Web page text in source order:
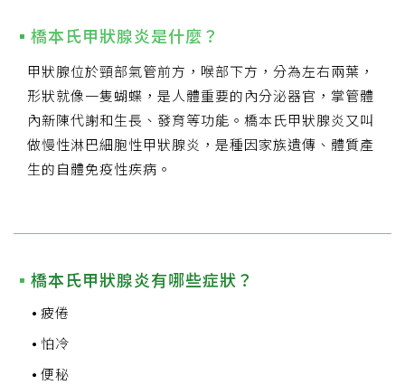
橋本氏甲狀腺炎是什麼？
甲狀腺位於頸部氣管前方，喉部下方，分為左右兩葉，
形狀就像一隻蝴蝶，是人體重要的內分泌器官，掌管體
內新陳代謝和生長、發育等功能。橋本氏甲狀腺炎又叫
做慢性淋巴細胞性甲狀腺炎，是種因家族遺傳、體質產
生的自體免疫性疾病。
橋本氏甲狀腺炎有哪些症狀？
疲倦
怕冷
便秘